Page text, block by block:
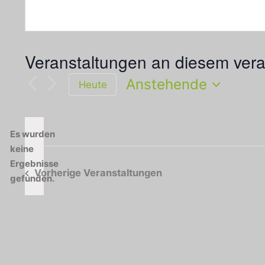
Veranstaltungen an diesem
Hinweis
Es wurden
keine
Ergebnisse
gefunden.
Heute
Anstehende
Vorherige Veranstaltungen